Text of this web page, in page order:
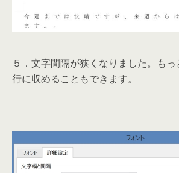
５．文字間隔が狭くなりました。も
行に収めることもできます。